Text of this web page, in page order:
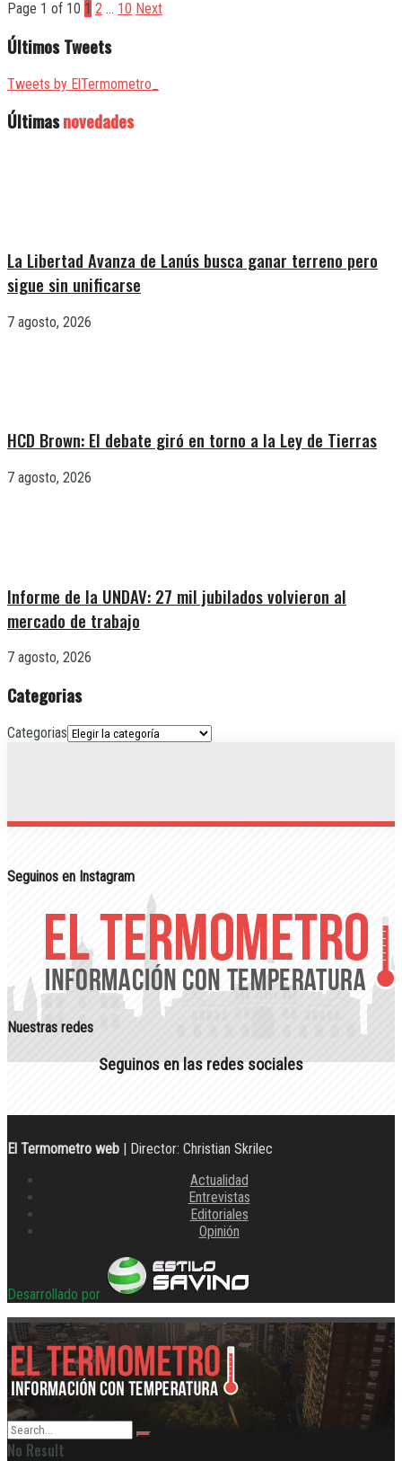
Page 1 of 10 1 2 … 10 Next
Últimos Tweets
Tweets by ElTermometro_
Últimasnovedades
La Libertad Avanza de Lanús busca ganar terreno pero
sigue sin unificarse
7 agosto, 2026
HCD Brown: El debate giró en torno a la Ley de Tierras
7 agosto, 2026
Informe de la UNDAV: 27 mil jubilados volvieron al
mercado de trabajo
7 agosto, 2026
Categorias
Categorias
Seguinos en Instagram
Nuestras redes
Seguinos en las redes sociales
El Termometro web | Director: Christian Skrilec
Actualidad
Entrevistas
Editoriales
Opinión
Desarrollado por
No Result